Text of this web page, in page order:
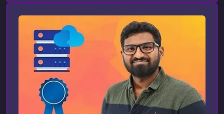
устойчивость своих распределенных
систем.Что вы узнаете в этом курсеКурс
охватывает полный путь от основ очередей до
тонкой настройки кластеров RabbitMQ. Вы
получите как фундаменталь